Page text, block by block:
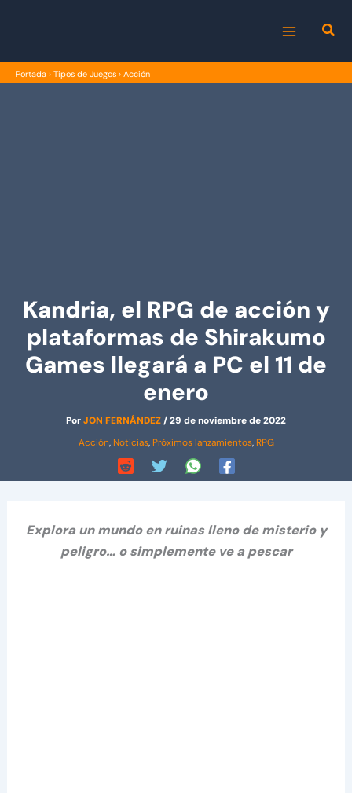
MENU
Portada › Tipos de Juegos › Acción
Kandria, el RPG de acción y
plataformas de Shirakumo
Games llegará a PC el 11 de
enero
PorJON FERNÁNDEZ/29 de noviembre de 2022
Acción, Noticias, Próximos lanzamientos, RPG
Explora un mundo en ruinas lleno de misterio y
peligro… o simplemente ve a pescar